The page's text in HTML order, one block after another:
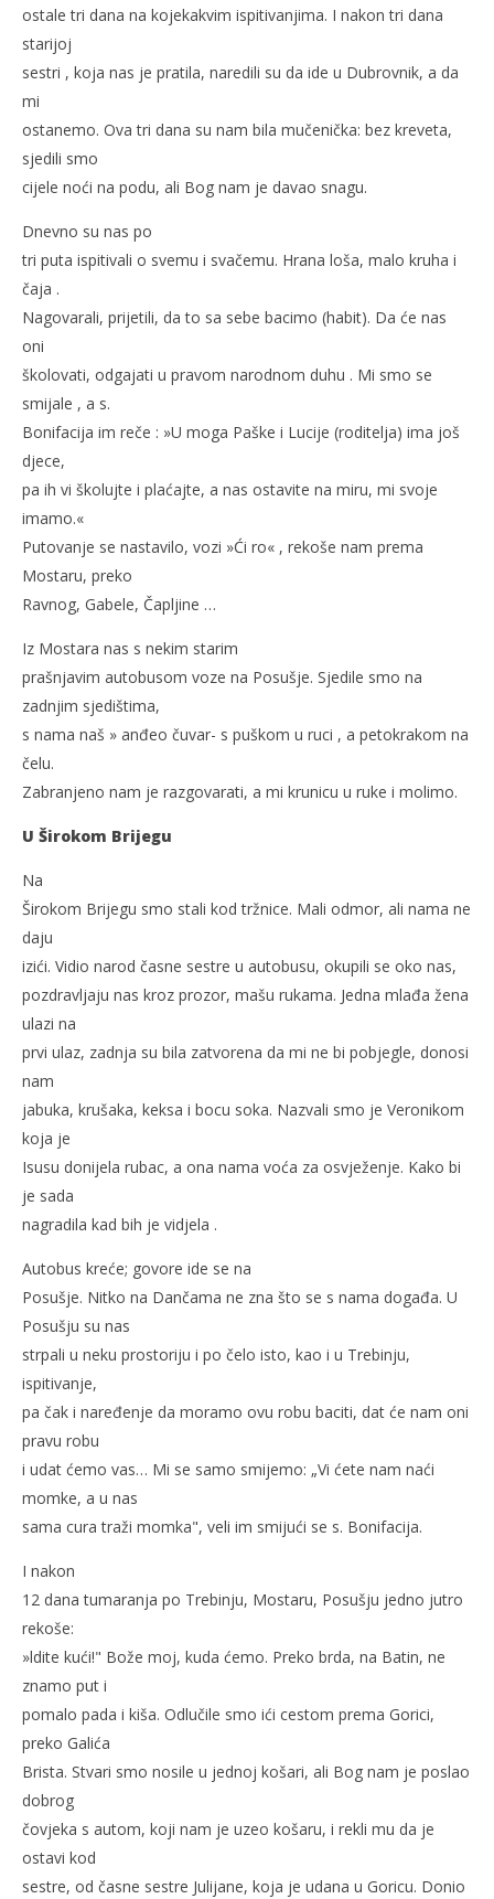
ostale tri dana na kojekakvim ispitivanjima. I nakon tri dana
starijoj
sestri , koja nas je pratila, naredili su da ide u Dubrovnik, a da
mi
ostanemo. Ova tri dana su nam bila mučenička: bez kreveta,
sjedili smo
cijele noći na podu, ali Bog nam je davao snagu.
Dnevno su nas po
tri puta ispitivali o svemu i svačemu. Hrana loša, malo kruha i
čaja .
Nagovarali, prijetili, da to sa sebe bacimo (habit). Da će nas
oni
školovati, odgajati u pravom narodnom duhu . Mi smo se
smijale , a s.
Bonifacija im reče : »U moga Paške i Lucije (roditelja) ima još
djece,
pa ih vi školujte i plaćajte, a nas ostavite na miru, mi svoje
imamo.«
Putovanje se nastavilo, vozi »Ći ro« , rekoše nam prema
Mostaru, preko
Ravnog, Gabele, Čapljine …
Iz Mostara nas s nekim starim
prašnjavim autobusom voze na Posušje. Sjedile smo na
zadnjim sjedištima,
s nama naš » anđeo čuvar- s puškom u ruci , a petokrakom na
čelu.
Zabranjeno nam je razgovarati, a mi krunicu u ruke i molimo.
U Širokom Brijegu
Na
Širokom Brijegu smo stali kod tržnice. Mali odmor, ali nama ne
daju
izići. Vidio narod časne sestre u autobusu, okupili se oko nas,
pozdravljaju nas kroz prozor, mašu rukama. Jedna mlađa žena
ulazi na
prvi ulaz, zadnja su bila zatvorena da mi ne bi pobjegle, donosi
nam
jabuka, krušaka, keksa i bocu soka. Nazvali smo je Veronikom
koja je
Isusu donijela rubac, a ona nama voća za osvježenje. Kako bi
je sada
nagradila kad bih je vidjela .
Autobus kreće; govore ide se na
Posušje. Nitko na Dančama ne zna što se s nama događa. U
Posušju su nas
strpali u neku prostoriju i po čelo isto, kao i u Trebinju,
ispitivanje,
pa čak i naređenje da moramo ovu robu baciti, dat će nam oni
pravu robu
i udat ćemo vas… Mi se samo smijemo: „Vi ćete nam naći
momke, a u nas
sama cura traži momka", veli im smijući se s. Bonifacija.
I nakon
12 dana tumaranja po Trebinju, Mostaru, Posušju jedno jutro
rekoše:
»ldite kući!" Bože moj, kuda ćemo. Preko brda, na Batin, ne
znamo put i
pomalo pada i kiša. Odlučile smo ići cestom prema Gorici,
preko Galića
Brista. Stvari smo nosile u jednoj košari, ali Bog nam je poslao
dobrog
čovjeka s autom, koji nam je uzeo košaru, i rekli mu da je
ostavi kod
sestre, od časne sestre Julijane, koja je udana u Goricu. Donio